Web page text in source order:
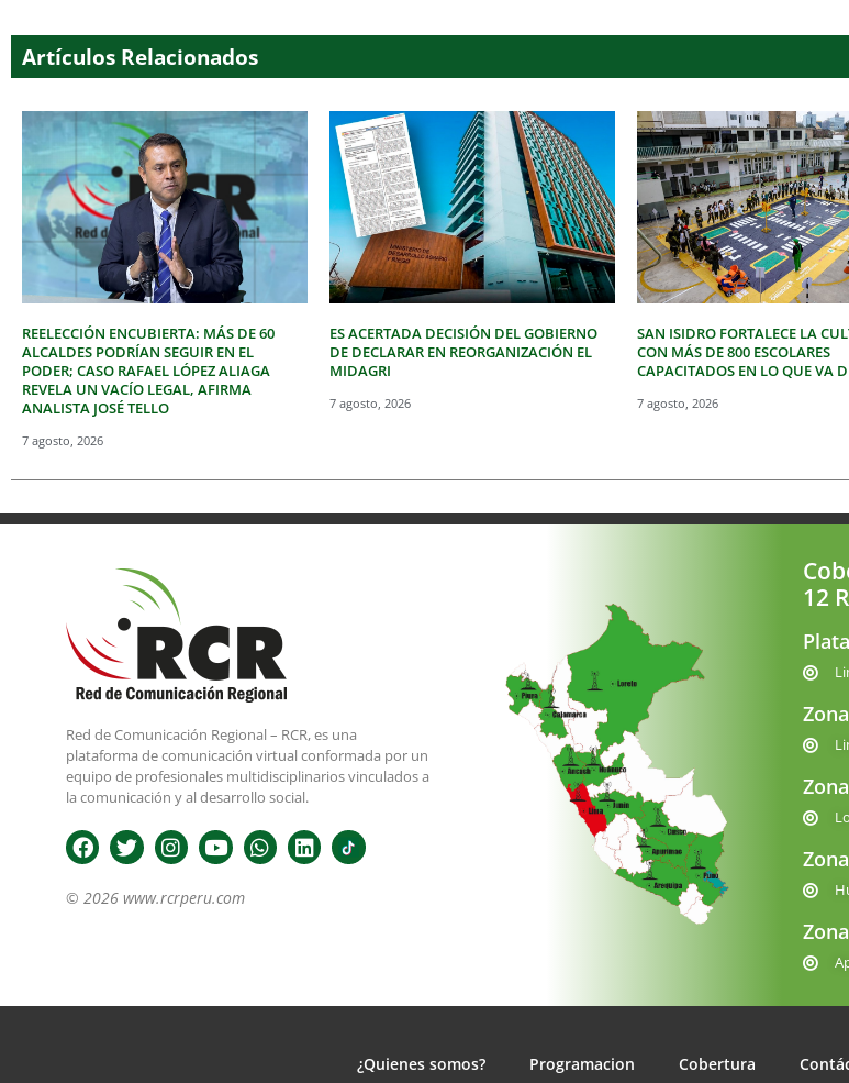
Artículos Relacionados
REELECCIÓN ENCUBIERTA: MÁS DE 60
ALCALDES PODRÍAN SEGUIR EN EL
PODER; CASO RAFAEL LÓPEZ ALIAGA
REVELA UN VACÍO LEGAL, AFIRMA
ANALISTA JOSÉ TELLO
7 agosto, 2026
ES ACERTADA DECISIÓN DEL GOBIERNO
DE DECLARAR EN REORGANIZACIÓN EL
MIDAGRI
7 agosto, 2026
SAN ISIDRO FORTALECE LA
CON MÁS DE 800 ESCOLARES
CAPACITADOS EN LO QUE VA
7 agosto, 2026
Red de Comunicación Regional – RCR, es una
plataforma de comunicación virtual conformada por un
equipo de profesionales multidisciplinarios vinculados a
la comunicación y al desarrollo social.
© 2026 www.rcrperu.com
12
¿Quienes somos? Programacion Cobertura